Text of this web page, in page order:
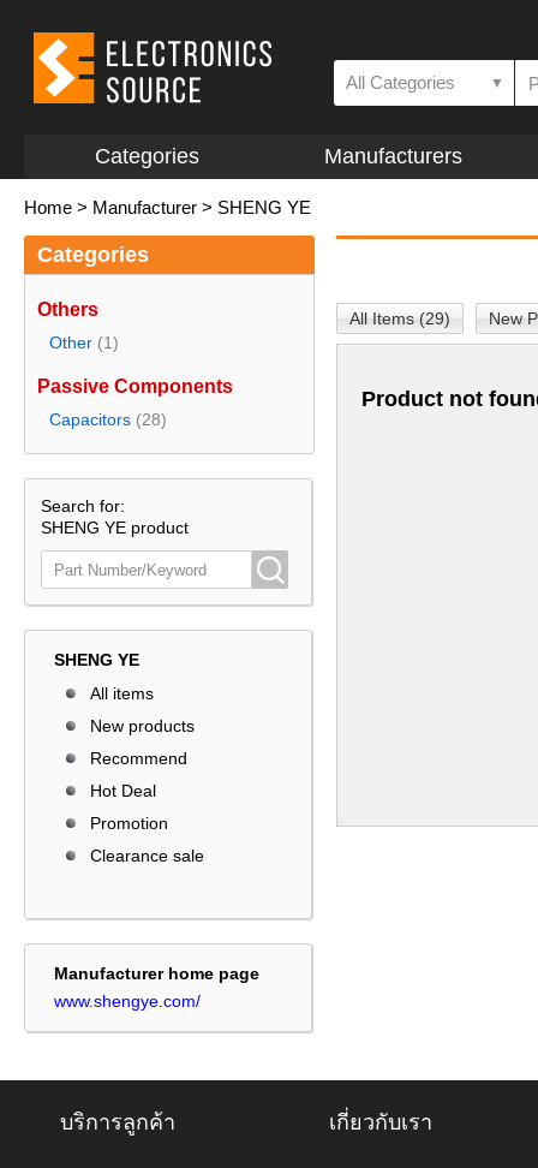
All Categories ▼
Categories Manufacturers
Home > Manufacturer > SHENG YE
Categories
Others
Other (1)
Passive Components
Capacitors (28)
Search for:
SHENG YE product
SHENG YE
All items
New products
Recommend
Hot Deal
Promotion
Clearance sale
Manufacturer home page
www.shengye.com/
All Items (29) New
Product not
บริการลูกค้า เกี่ยวกับเรา